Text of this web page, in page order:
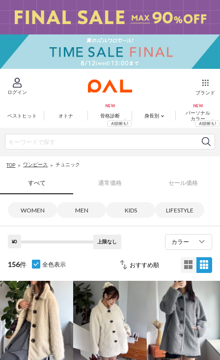
ログイン ブランド
ベストヒット オトナ 骨格診断 身長別
パーソナル
カラー
TOP ワンピース チュニック
すべて 通常価格 セール価格
WOMEN MEN KIDS LIFESTYLE
¥0 上限なし カラー
156件 全色表示